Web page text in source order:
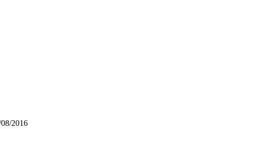
2016